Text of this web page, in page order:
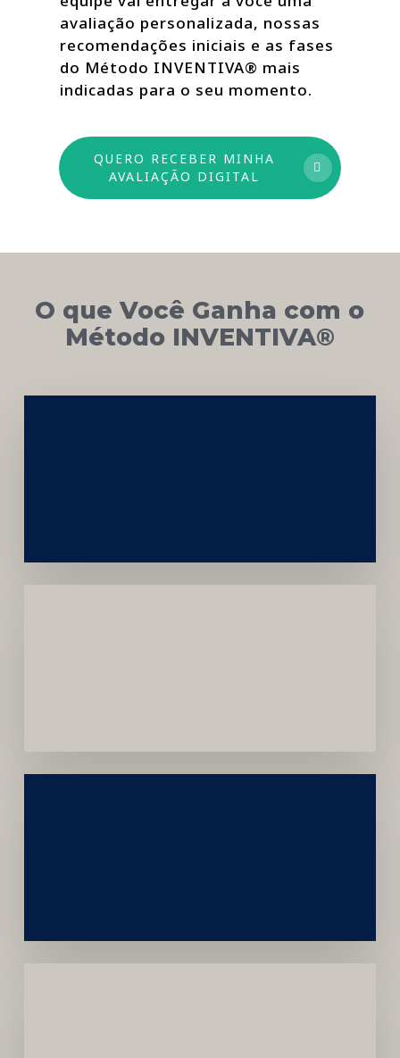
avaliação personalizada, nossas
recomendações iniciais e as fases
do Método INVENTIVA® mais
indicadas para o seu momento.
QUERO RECEBER MINHA
AVALIAÇÃO DIGITAL
O que Você Ganha com o
Método INVENTIVA®